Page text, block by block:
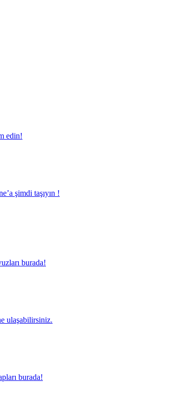
edin!
şimdi taşıyın !
burada!
ulaşabilirsiniz.
burada!